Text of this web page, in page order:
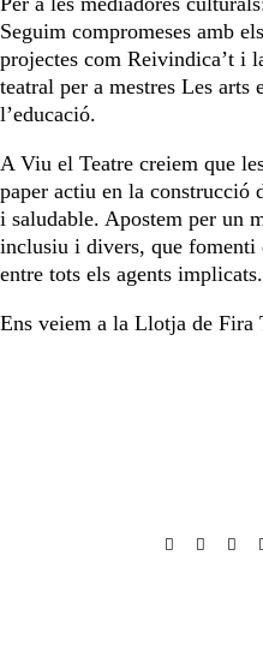
Seguim compromeses amb
projectes com Reivindica’t i
teatral per a mestres Les arts
l’educació.
A Viu el Teatre creiem que
paper actiu en la construcció
i saludable. Apostem per un
inclusiu i divers, que fomenti
entre tots els agents implicats.
Ens veiem a la Llotja de Fira